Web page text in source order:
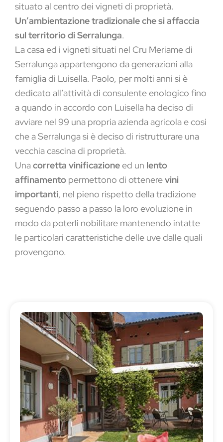
situato al centro dei vigneti di proprietà.
Un’ambientazione tradizionale che si affaccia
sul territorio di Serralunga.
La casa ed i vigneti situati nel Cru Meriame di
Serralunga appartengono da generazioni alla
famiglia di Luisella. Paolo, per molti anni si è
dedicato all’attività di consulente enologico fino
a quando in accordo con Luisella ha deciso di
avviare nel 99 una propria azienda agricola e cosi
che a Serralunga si è deciso di ristrutturare una
vecchia cascina di proprietà.
Unacorretta vinificazioneed un lento
affinamento permettono di ottenerevini
importanti, nel pieno rispetto della tradizione
seguendo passo a passo la loro evoluzione in
modo da poterli nobilitare mantenendo intatte
le particolari caratteristiche delle uve dalle quali
provengono.